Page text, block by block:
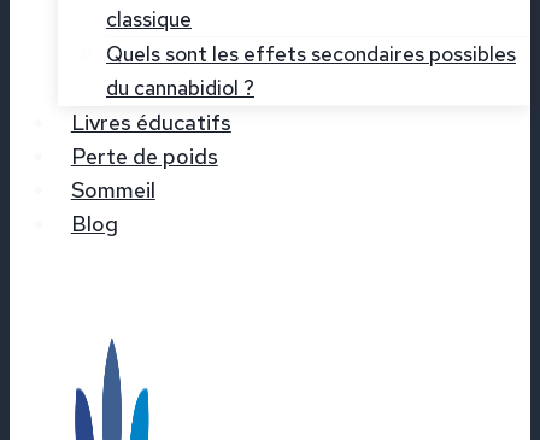
classique
Quels sont les effets secondaires possibles
du cannabidiol ?
Livres éducatifs
Perte de poids
Sommeil
Blog